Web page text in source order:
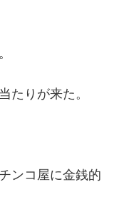
たりが来た。
ンコ屋に金銭的